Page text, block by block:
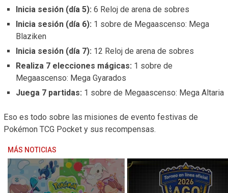
Inicia sesión (día 5): 6 Reloj de arena de sobres
Inicia sesión (día 6): 1 sobre de Megaascenso: Mega
Blaziken
Inicia sesión (día 7): 12 Reloj de arena de sobres
Realiza 7 elecciones mágicas: 1 sobre de
Megaascenso: Mega Gyarados
Juega 7 partidas: 1 sobre de Megaascenso: Mega Altaria
Eso es todo sobre las misiones de evento festivas de
Pokémon TCG Pocket y sus recompensas.
MÁS NOTICIAS